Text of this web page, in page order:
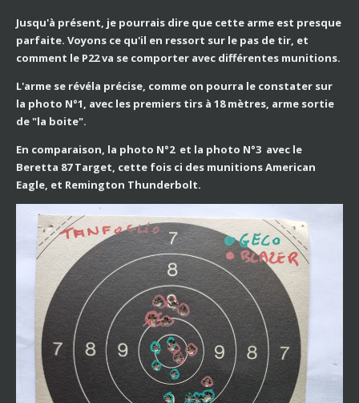
Jusqu'à présent, je pourrais dire que cette arme est presque
parfaite. Voyons ce qu'il en ressort sur le pas de tir, et
comment le P22 va se comporter avec différentes munitions.
L'arme se révéla précise, comme on pourra le constater sur
la photo N°1, avec les premiers tirs à 18 mètres, arme sortie
de "la boite".
En comparaison, la photo N°2 et la photo N°3 avec le
Beretta 87 Target, cette fois ci des munitions American
Eagle, et Remington Thunderbolt.